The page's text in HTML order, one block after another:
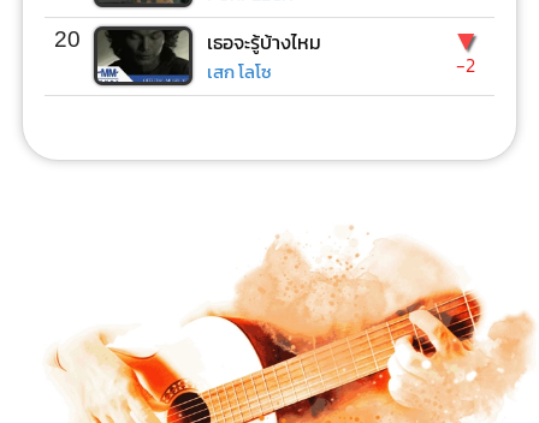
20 เธอจะรู้บ้างไหม
เสก โลโซ
▼
-2